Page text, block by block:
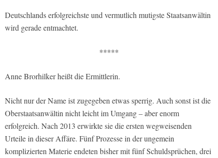
Deutschlands erfolgreichste und vermutlich mutigste Staatsanwältin
wird gerade entmachtet.
*****
Anne Brorhilker heißt die Ermittlerin.
Nicht nur der Name ist zugegeben etwas sperrig. Auch sonst ist die
Oberstaatsanwältin nicht leicht im Umgang – aber enorm
erfolgreich. Nach 2013 erwirkte sie die ersten wegweisenden
Urteile in dieser Affäre. Fünf Prozesse in der ungemein
komplizierten Materie endeten bisher mit fünf Schuldsprüchen, drei